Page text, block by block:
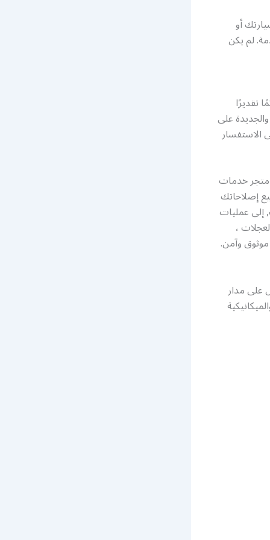
أو
لم يكن
تقديرًا
على
الاستفسار
متجر خدمات
إصلاحاتك
إلى عمليات
،
وآمن.
على مدار